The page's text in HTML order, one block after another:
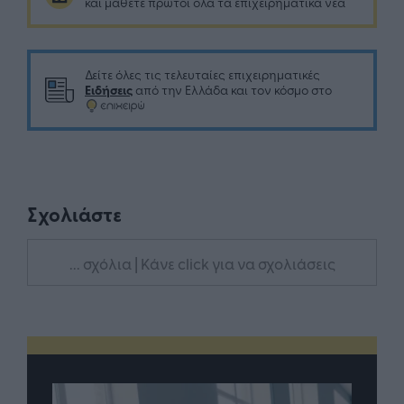
Δείτε όλες τις τελευταίες επιχειρηματικές
Ειδήσεις από την Ελλάδα και τον κόσμο στο
Σχολιάστε
... σχόλια | Κάνε click για να σχολιάσεις